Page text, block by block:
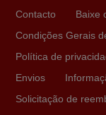
programação.
Contacto Baixe
Condições Gerais
Política de
Envios
Solicitação de